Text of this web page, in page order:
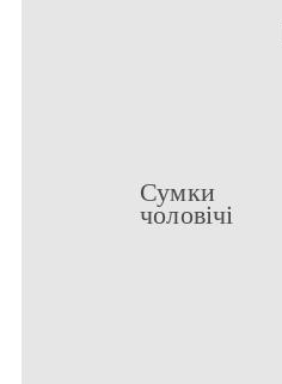
Сумки
чоловічі